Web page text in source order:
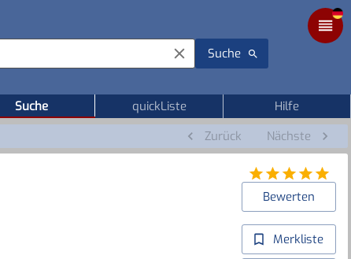
Suche
Suche quickListe
Hilfe
Zurück Nächste
Bewerten
Merkliste